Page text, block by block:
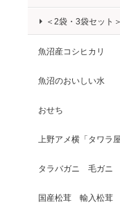
＜2袋・3袋セット＞
魚沼産コシヒカ
魚沼のおいしい水
おせち
上野アメ横「タワラ
タラバガニ 毛ガニ
国産松茸 輸入松茸